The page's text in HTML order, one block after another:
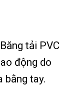
tải PVC
động do
bằng tay.